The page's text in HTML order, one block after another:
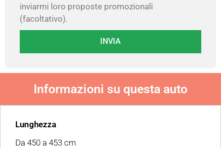
inviarmi loro proposte promozionali
(facoltativo).
INVIA
Informazioni su questa auto
Lunghezza
Da 450 a 453 cm